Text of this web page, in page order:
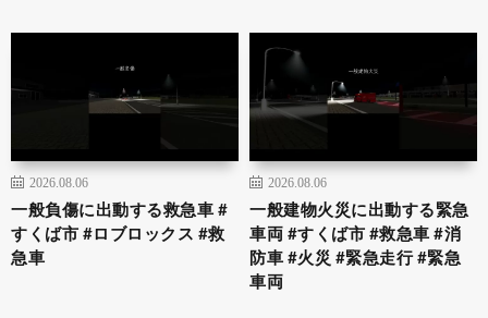
2026.08.06
一般負傷に出動する救急車 #
すくば市 #ロブロックス #救
急車
2026.08.06
一般建物火災に出動する緊急
車両 #すくば市 #救急車 #消
防車 #火災 #緊急走行 #緊急
車両